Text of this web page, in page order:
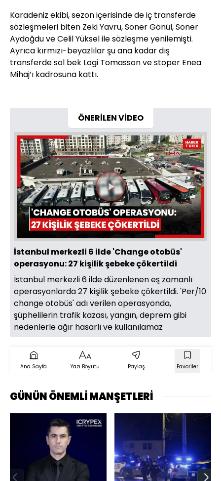
Karadeniz ekibi, sezon içerisinde de iç transferde
sözleşmeleri biten Zeki Yavru, Soner Gönül, Soner
Aydoğdu ve Celil Yüksel ile sözleşme yenilemişti.
Ayrıca kırmızı-beyazlılar şu ana kadar dış
transferde sol bek Logi Tomasson ve stoper Enea
Mihaj’ı kadrosuna kattı.
ÖNERİLEN VİDEO
Videoyu
Oynat
İstanbul merkezli 6 ilde 'Change otobüs'
operasyonu: 27 kişilik şebeke çökertildi
İstanbul merkezli 6 ilde düzenlenen eş zamanlı
operasyonlarda 27 kişilik şebeke çökertildi. 'Per/10
change otobüs' adı verilen operasyonda,
şüphelilerin trafik kazası, yangın, deprem gibi
nedenlerle ağır hasarlı ve kullanılamaz
Ana Sayfa Yazı Boyutu Paylaş Favoriler
GÜNÜN ÖNEMLİ MANŞETLERİ